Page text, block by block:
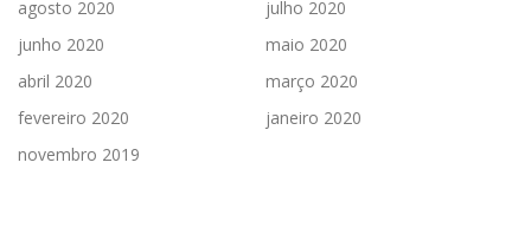
agosto 2020
julho 2020
junho 2020
maio 2020
abril 2020
março 2020
fevereiro 2020
janeiro 2020
novembro 2019